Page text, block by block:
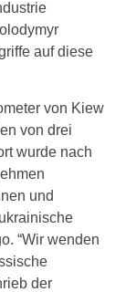
auf diese
von Kiew
von drei
wurde nach
und
“Wir wenden
der